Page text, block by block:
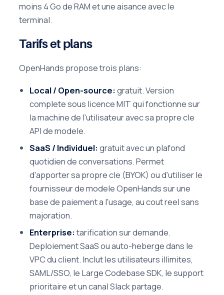
moins 4 Go de RAM et une aisance avec le
terminal.
Tarifs et plans
OpenHands propose trois plans:
Local / Open-source:gratuit. Version
complete sous licence MIT qui fonctionne sur
la machine de l'utilisateur avec sa propre cle
API de modele.
SaaS / Individuel:gratuit avec un plafond
quotidien de conversations. Permet
d'apporter sa propre cle (BYOK) ou d'utiliser le
fournisseur de modele OpenHands sur une
base de paiement a l'usage, au cout reel sans
majoration.
Enterprise:tarification sur demande.
Deploiement SaaS ou auto-heberge dans le
VPC du client. Inclut les utilisateurs illimites,
SAML/SSO, le Large Codebase SDK, le support
prioritaire et un canal Slack partage.